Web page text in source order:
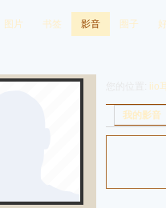
图片 书签 影音 圈子
iio
我的影音